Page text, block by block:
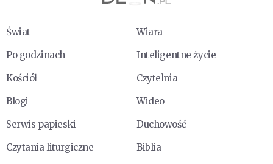
Świat
Wiara
Po godzinach
Inteligentne życie
Kościół
Czytelnia
Blogi
Wideo
Serwis papieski
Duchowość
Czytania liturgiczne
Biblia